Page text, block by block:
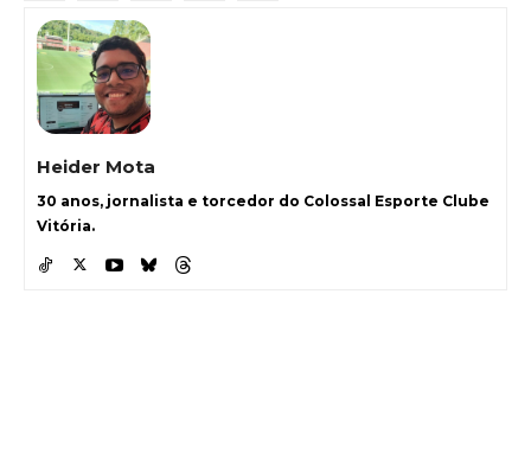
Heider Mota
30 anos, jornalista e torcedor do Colossal Esporte Clube
Vitória.